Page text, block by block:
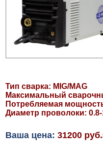
Тип сварка: MIG/MAG
Максимальный
Потребляемая
Диаметр проволоки:
Ваша цена: 31200